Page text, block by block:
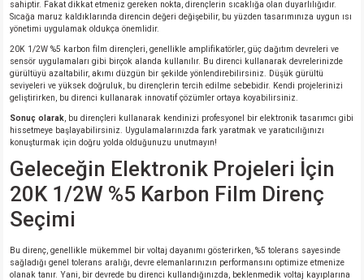
sahiptir. Fakat dikkat etmeniz gereken nokta, dirençlerin sıcaklığa olan duyarlılığıdır.
Sıcağa maruz kaldıklarında direncin değeri değişebilir, bu yüzden tasarımınıza uygun ısı
yönetimi uygulamak oldukça önemlidir.
20K 1/2W %5 karbon film dirençleri, genellikle amplifikatörler, güç dağıtım devreleri ve
sensör uygulamaları gibi birçok alanda kullanılır. Bu direnci kullanarak devrelerinizde
gürültüyü azaltabilir, akımı düzgün bir şekilde yönlendirebilirsiniz. Düşük gürültü
seviyeleri ve yüksek doğruluk, bu dirençlerin tercih edilme sebebidir. Kendi projelerinizi
geliştirirken, bu direnci kullanarak innovatif çözümler ortaya koyabilirsiniz.
Sonuç olarak , bu dirençleri kullanarak kendinizi profesyonel bir elektronik tasarımcı gibi
hissetmeye başlayabilirsiniz. Uygulamalarınızda fark yaratmak ve yaratıcılığınızı
konuşturmak için doğru yolda olduğunuzu unutmayın!
Geleceğin Elektronik Projeleri İçin
20K 1/2W %5 Karbon Film Direnç
Seçimi
Bu direnç, genellikle mükemmel bir voltaj dayanımı gösterirken, %5 tolerans sayesinde
sağladığı genel tolerans aralığı, devre elemanlarınızın performansını optimize etmenize
olanak tanır. Yani, bir devrede bu direnci kullandığınızda, beklenmedik voltaj kayıplarına